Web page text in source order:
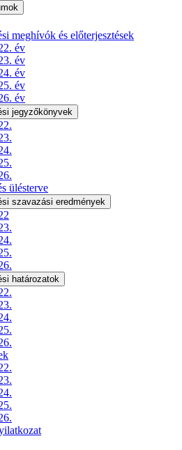
meghívók és előterjesztések
év
év
év
év
év
jegyzőkönyvek
ülésterve
szavazási eredmények
határozatok